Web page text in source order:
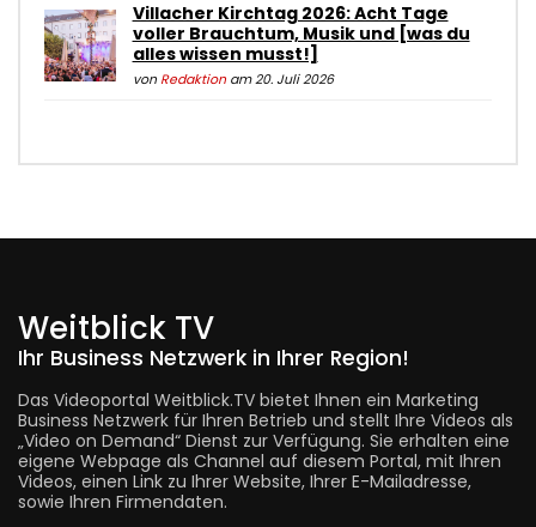
Villacher Kirchtag 2026: Acht Tage
voller Brauchtum, Musik und [was du
alles wissen musst!]
von Redaktionam 20. Juli 2026
Weitblick TV
Ihr Business Netzwerk in Ihrer Region!
Das Videoportal Weitblick.TV bietet Ihnen ein Marketing
Business Netzwerk für Ihren Betrieb und stellt Ihre Videos als
„Video on Demand“ Dienst zur Verfügung. Sie erhalten eine
eigene Webpage als Channel auf diesem Portal, mit Ihren
Videos, einen Link zu Ihrer Website, Ihrer E-Mailadresse,
sowie Ihren Firmendaten.